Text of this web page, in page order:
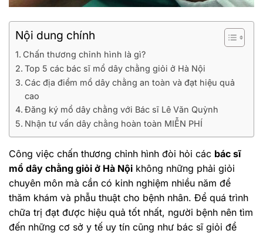
Nội dung chính
Chấn thương chỉnh hình là gì?
Top 5 các bác sĩ mổ dây chằng giỏi ở Hà Nội
Các địa điểm mổ dây chằng an toàn và đạt hiệu quả
cao
Đăng ký mổ dây chằng với Bác sĩ Lê Văn Quỳnh
Nhận tư vấn dây chằng hoàn toàn MIỄN PHÍ
Công việc chấn thương chỉnh hình đòi hỏi các bác sĩ
mổ dây chằng giỏi ở Hà Nội không những phải giỏi
chuyên môn mà cần có kinh nghiệm nhiều năm để
thăm khám và phẫu thuật cho bệnh nhân. Để quá trình
chữa trị đạt được hiệu quả tốt nhất, người bệnh nên tìm
đến những cơ sở y tế uy tín cũng như bác sĩ giỏi để